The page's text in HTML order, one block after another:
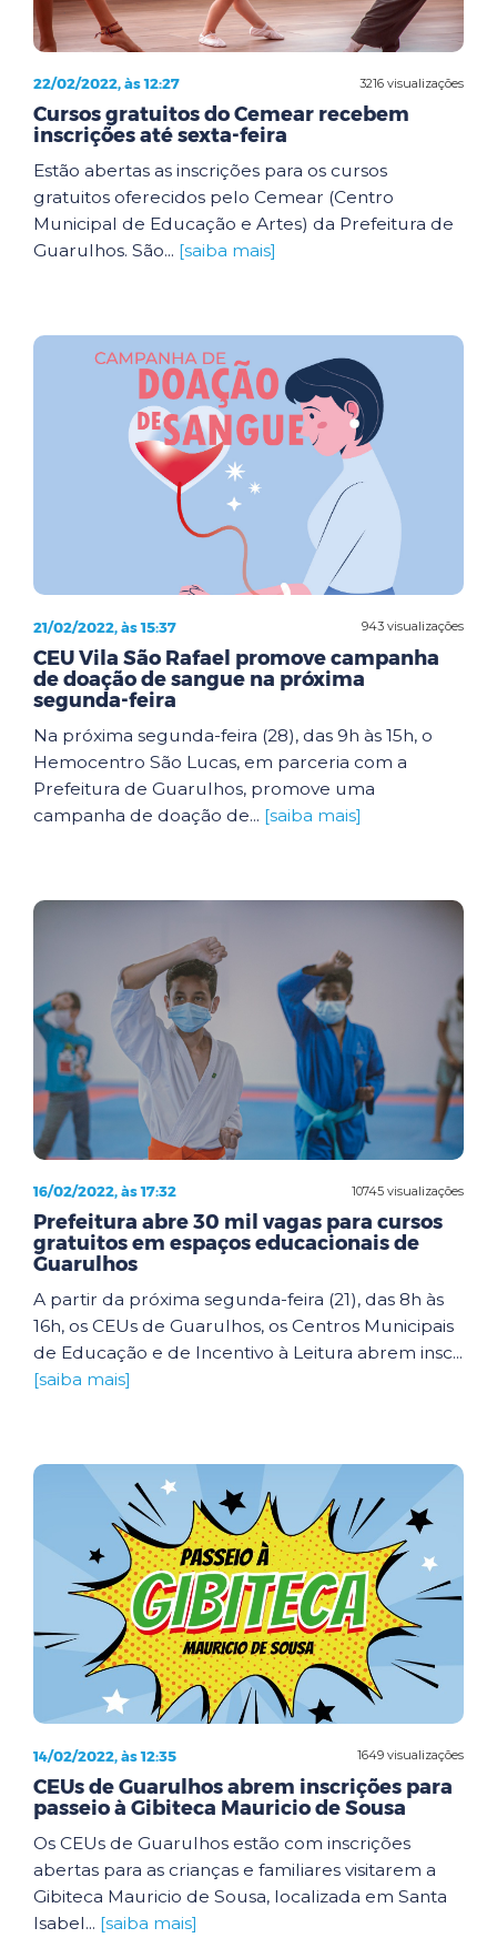
3216 visualizações
22/02/2022, às 12:27
Cursos gratuitos do Cemear recebem
inscrições até sexta-feira
Estão abertas as inscrições para os cursos
gratuitos oferecidos pelo Cemear (Centro
Municipal de Educação e Artes) da Prefeitura de
Guarulhos. São... [saiba mais]
943 visualizações
21/02/2022, às 15:37
CEU Vila São Rafael promove campanha
de doação de sangue na próxima
segunda-feira
Na próxima segunda-feira (28), das 9h às 15h, o
Hemocentro São Lucas, em parceria com a
Prefeitura de Guarulhos, promove uma
campanha de doação de... [saiba mais]
10745 visualizações
16/02/2022, às 17:32
Prefeitura abre 30 mil vagas para cursos
gratuitos em espaços educacionais de
Guarulhos
A partir da próxima segunda-feira (21), das 8h às
16h, os CEUs de Guarulhos, os Centros Municipais
de Educação e de Incentivo à Leitura abrem insc...
[saiba mais]
1649 visualizações
14/02/2022, às 12:35
CEUs de Guarulhos abrem inscrições para
passeio à Gibiteca Mauricio de Sousa
Os CEUs de Guarulhos estão com inscrições
abertas para as crianças e familiares visitarem a
Gibiteca Mauricio de Sousa, localizada em Santa
Isabel... [saiba mais]